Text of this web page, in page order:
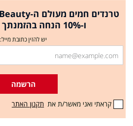
ו-10% הנחה בהזמנתך הראשונה >
יש להזין כתובת מייל:
הרשמה
קראתי ואני מאשר/ת את תקנון האתר